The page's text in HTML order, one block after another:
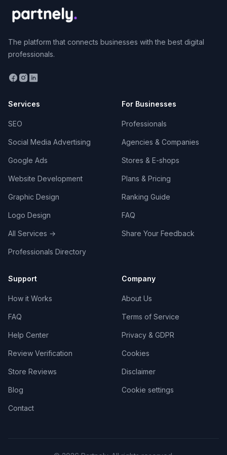
Thessaloniki
Selected partners based on activity, profile
1.
Thessaloniki
Στην Spyros.Website δεν κατασκευάζουμε
απλώς ιστοσελίδες, δημιουργούμε ένα πλήρες AI
τη Θεσσαλονίκη και πάνω από…
brand focused on building clean, strategic, and
high-performing websites for businesses that want
to grow. Ever…
3.Forthright Digital Agency
Εξειδικευόμαστε στο digital marketing και
στις διαφημίσεις σε Google & Meta.
Πιστοποιημένος συνεργάτης της G…
Θεσσαλονίκη
Παρέχουμε ένα ευρύ φάσμα ψηφιακών
ιστοσελίδων και Eshop αλλά και υπηρεσίες
The platform that connects businesses with the best digital
professionals.
Services
SEO
Social Media Advertising
Google Ads
Website Development
Graphic Design
Logo Design
All Services →
Professionals Directory
For Businesses
Professionals
Agencies & Companies
Stores & E-shops
Plans & Pricing
Ranking Guide
FAQ
Share Your Feedback
Support
How it Works
FAQ
Help Center
Review Verification
Store Reviews
Blog
Contact
Company
About Us
Terms of Service
Privacy & GDPR
Cookies
Disclaimer
Cookie settings